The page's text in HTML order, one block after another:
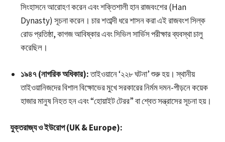
সিংহাসনে আরোহণ করেন এবং শক্তিশালী হান রাজবংশের (Han
Dynasty) সূচনা করেন। চার শতাব্দী ধরে শাসন করা এই রাজবংশ সিল্ক
রোড প্রতিষ্ঠা, কাগজ আবিষ্কার এবং সিভিল সার্ভিস পরীক্ষার ব্যবস্থা চালু
করেছিল।
১৯৪৭ (নাগরিক অধিকার):তাইওয়ানে ‘২২৮ ঘটনা’ শুরু হয়। স্থানীয়
তাইওয়ানিজদের বিশাল বিক্ষোভের মুখে সরকারের নির্মম দমন-পীড়নে কয়েক
হাজার মানুষ নিহত হন এবং “হোয়াইট টেরর” বা শ্বেত সন্ত্রাসের সূচনা হয়।
যুক্তরাজ্য ও ইউরোপ (UK & Europe):